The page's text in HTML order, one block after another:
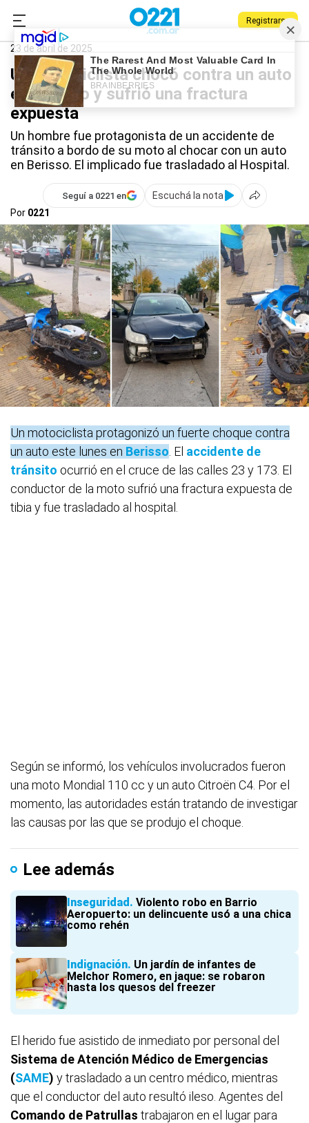
Registrarse
0221.com.ar
Berisso
23 de abril de 2025
Un motociclista chocó contra un auto
en Berisso y sufrió una fractura
expuesta
Un hombre fue protagonista de un accidente de
tránsito a bordo de su moto al chocar con un auto
en Berisso. El implicado fue trasladado al Hospital.
Seguí a 0221 en
Escuchá la nota
Por 0221
Un motociclista protagonizó un fuerte choque contra
un auto este lunes en Berisso . El accidente de
tránsito ocurrió en el cruce de las calles 23 y 173. El
conductor de la moto sufrió una fractura expuesta de
tibia y fue trasladado al hospital.
Según se informó, los vehículos involucrados fueron
una moto Mondial 110 cc y un auto Citroën C4. Por el
momento, las autoridades están tratando de investigar
las causas por las que se produjo el choque.
Lee además
Inseguridad
Violento robo en Barrio
Aeropuerto: un delincuente usó a una chica
como rehén
Indignación Un jardín de infantes de
Melchor Romero, en jaque: se robaron
hasta los quesos del freezer
El herido fue asistido de inmediato por personal del
Sistema de Atención Médico de Emergencias
(SAME) y trasladado a un centro médico, mientras
que el conductor del auto resultó ileso. Agentes del
Comando de Patrullas trabajaron en el lugar para